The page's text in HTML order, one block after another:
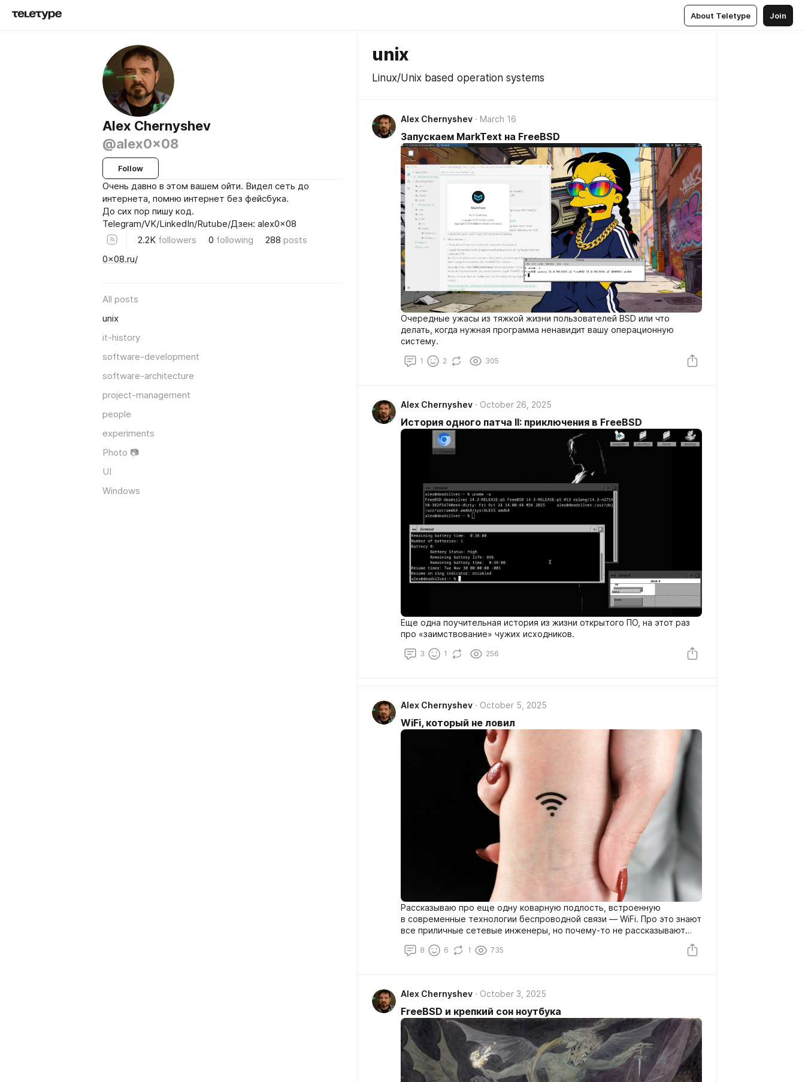
About Teletype Join
Alex Chernyshev
@alex0x08
Follow
Очень давно в этом вашем ойти. Видел сеть до
интернета, помню интернет без фейсбука.
До сих пор пишу код.
Telegram/VK/LinkedIn/Rutube/Дзен: alex0x08
2.2K followers 0 following 288 posts
0x08.ru/
All posts
unix
it-history
software-development
software-architecture
project-management
people
experiments
Photo 📷
UI
Windows
unix
Linux/Unix based operation systems
Alex Chernyshev March 16
Запускаем MarkText на FreeBSD
Очередные ужасы из тяжкой жизни пользователей BSD или что
делать, когда нужная программа ненавидит вашу операционную
систему.
1 2 305
Alex Chernyshev October 26, 2025
История одного патча II: приключения в FreeBSD
Еще одна поучительная история из жизни открытого ПО, на этот раз
про «заимствование» чужих исходников.
3 1 256
Alex Chernyshev October 5, 2025
WiFi, который не ловил
Рассказываю про еще одну коварную подлость, встроенную
в современные технологии беспроводной связи — WiFi. Про это знают
все приличные сетевые инженеры, но почему-то не рассказывают
8 6 1 735
Alex Chernyshev October 3, 2025
FreeBSD и крепкий сон ноутбука